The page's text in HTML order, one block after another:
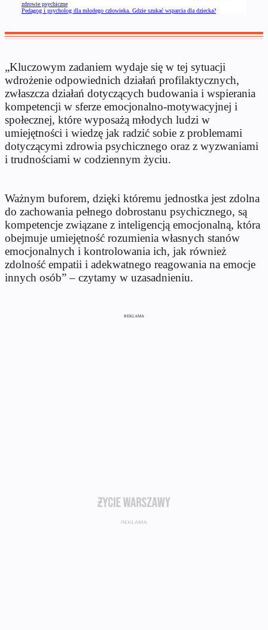
zdrowie psychiczne
Pedagog i psycholog dla młodego człowieka. Gdzie szukać wsparcia dla dziecka?
„Kluczowym zadaniem wydaje się w tej sytuacji
wdrożenie odpowiednich działań profilaktycznych,
zwłaszcza działań dotyczących budowania i wspierania
kompetencji w sferze emocjonalno-motywacyjnej i
społecznej, które wyposażą młodych ludzi w
umiejętności i wiedzę jak radzić sobie z problemami
dotyczącymi zdrowia psychicznego oraz z wyzwaniami
i trudnościami w codziennym życiu.
Ważnym buforem, dzięki któremu jednostka jest zdolna
do zachowania pełnego dobrostanu psychicznego, są
kompetencje związane z inteligencją emocjonalną, która
obejmuje umiejętność rozumienia własnych stanów
emocjonalnych i kontrolowania ich, jak również
zdolność empatii i adekwatnego reagowania na emocje
innych osób” – czytamy w uzasadnieniu.
REKLAMA